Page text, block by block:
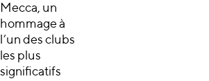
Mecca, un
hommage à
l’un des clubs
les plus
significatifs